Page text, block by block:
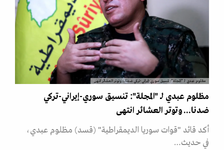
مظلوم عبدي لــ "المجلة": تنسيق سوري-إيراني-تركي ضدنا... وتوتر العشائر انتهى
مظلوم عبدي لــ "المجلة": تنسيق سوري-إيراني-تركي
ضدنا... وتوتر العشائر انتهى
أكد قائد "قوات سوريا الديمقراطية" (قسد) مظلوم عبدي،
في حديث…